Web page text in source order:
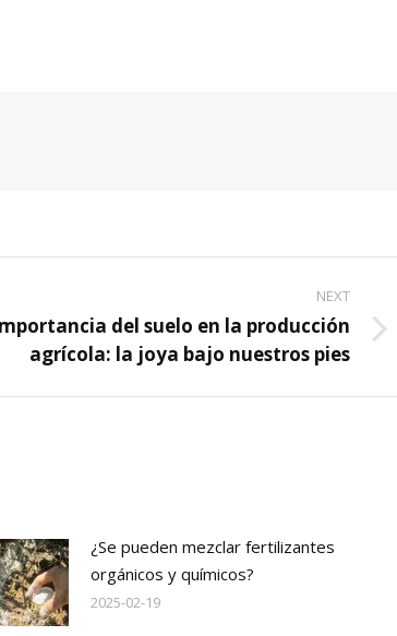
NEXT
del suelo en la producción
agrícola: la joya bajo nuestros pies
¿Se pueden mezclar fertilizantes
orgánicos y químicos?
2025-02-19